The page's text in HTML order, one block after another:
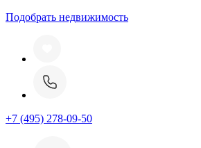
Подобрать недвижимость
+7 (495) 278-09-50